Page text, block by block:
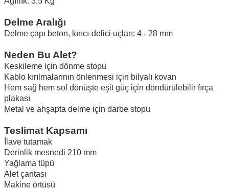
Delme Aralığı
Delme çapı beton, kırıcı-delici uçları: 4 - 28 mm
Neden Bu Alet?
Keskileme için dönme stopu
Kablo kırılmalarının önlenmesi için bilyalı kovan
Hem sağ hem sol dönüşte eşit güç için döndürülebilir fırça
plakası
Metal ve ahşapta delme için darbe stopu
Teslimat Kapsamı
İlave tutamak
Derinlik mesnedi 210 mm
Yağlama tüpü
Alet çantası
Makine örtüsü